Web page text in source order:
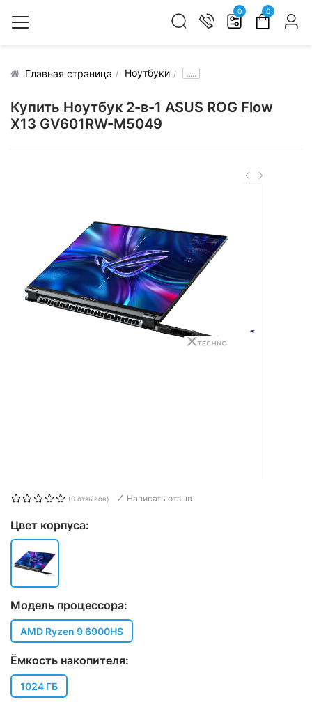
0 0
Главная страница Ноутбуки .....
Купить Ноутбук 2-в-1 ASUS ROG Flow
X13 GV601RW-M5049
(0 отзывов) Написать отзыв
Цвет корпуса:
Модель процессора:
AMD Ryzen 9 6900HS
Ёмкость накопителя:
1024 ГБ